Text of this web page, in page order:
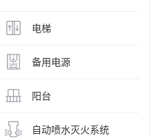
电梯
备用电源
阳台
自动喷水灭火系统